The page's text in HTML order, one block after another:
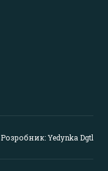
Розробник: Yedynka Dgtl